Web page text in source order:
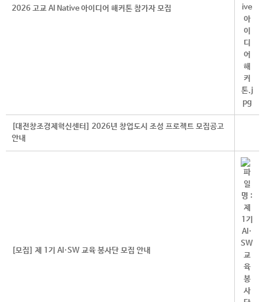
2026 고교 AI Native 아이디어 해커톤 참가자 모집
[대전창조경제혁신센터] 2026년 창업도시 조성 프로젝트 모집공고
안내
[모집] 제 1기 AI·SW 교육 봉사단 모집 안내